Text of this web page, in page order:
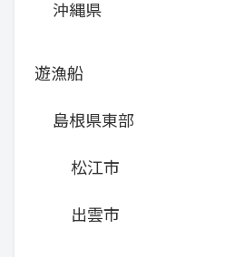
沖縄県
遊漁船
島根県東部
松江市
出雲市